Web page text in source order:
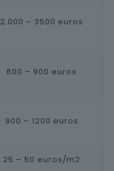
2.000 – 3500 euros
600 – 900 euros
900 – 1200 euros
25 – 50 euros/m2